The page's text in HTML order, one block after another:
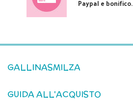
Paypal e bonifico.
GALLINASMILZA
GUIDA ALL'ACQUISTO